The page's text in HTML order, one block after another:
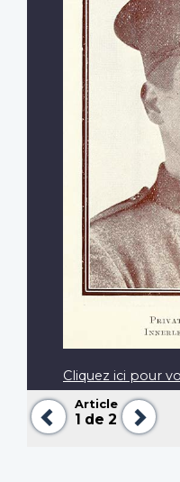
Précédent
Article
1 de 2
Cliquez ici pour